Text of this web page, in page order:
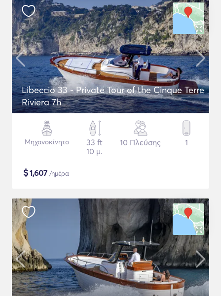
Libeccio 33 - Private Tour of the Cinque Terre
Riviera 7h
Μηχανοκίνητο
33 ft
10 μ.
10 Πλεύσης 1
$1,607 /ημέρα